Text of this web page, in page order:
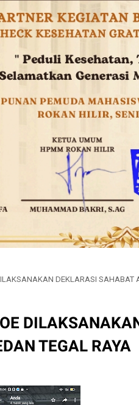
DEKLARASI SAHABAT
TEGAL RAYA